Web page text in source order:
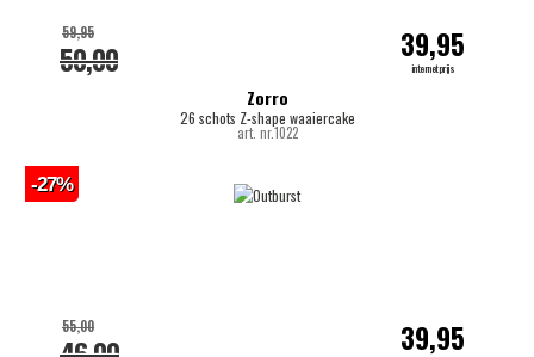
Zorro
26 schots Z-shape waaiercake
art. nr.1022
50,00
59,95 39,95
internetprijs
55,00 39,95
-27%